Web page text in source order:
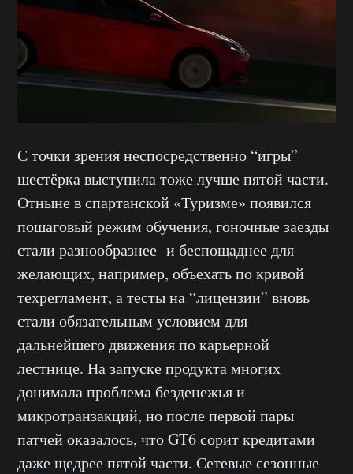
С точки зрения неспосредственно “игры”
шестёрка выступила тоже лучше пятой части.
Отныне в спартанской «Туризме» появился
пошаговый режим обучения, гоночные заезды
стали разнообразнее и беспощаднее для
желающих, например, объехать по кривой
техрегламент, а тесты на “лицензии” вновь
стали обязательным условием для
дальнейшего движения по карьерной
лестнице. На запуске продукта многих
донимала проблема безденежья и
микротранзакций, но после первой пары
патчей оказалось, что GT6 сорит кредитами
даже щедрее пятой части. Сетевые сезонные